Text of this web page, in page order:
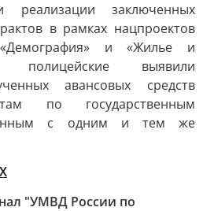
заключенных
в рамках нацпроектов
«Демография» и «Жилье и
полицейские выявили
авансовых средств
по государственным
с одним и тем же
"УМВД России по